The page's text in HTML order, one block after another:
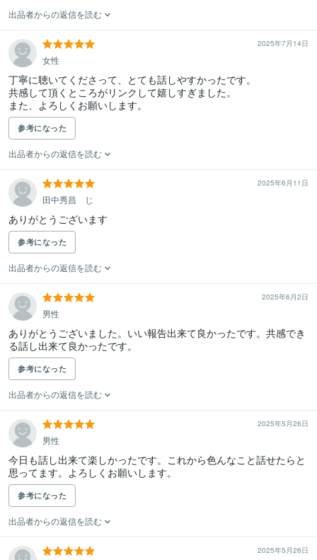
出品者からの返信を読む
2025年7月14日
女性
丁寧に聴いてくださって、とても話しやすかったです。
共感して頂くところがリンクして嬉しすぎました。
また、よろしくお願いします。
参考になった
出品者からの返信を読む
2025年6月11日
田中秀昌 じ
ありがとうございます
参考になった
出品者からの返信を読む
2025年6月2日
男性
ありがとうございました。いい報告出来て良かったです。共感でき
る話し出来て良かったです。
参考になった
出品者からの返信を読む
2025年5月26日
男性
今日も話し出来て楽しかったです。これから色んなこと話せたらと
思ってます。よろしくお願いします。
参考になった
出品者からの返信を読む
2025年5月26日